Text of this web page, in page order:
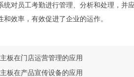
统对员工考勤进行管理、分析和处理，并
效率，有效促进了企业的运作。
板在门店运营管理的应用
板在产品宣传设备的应用